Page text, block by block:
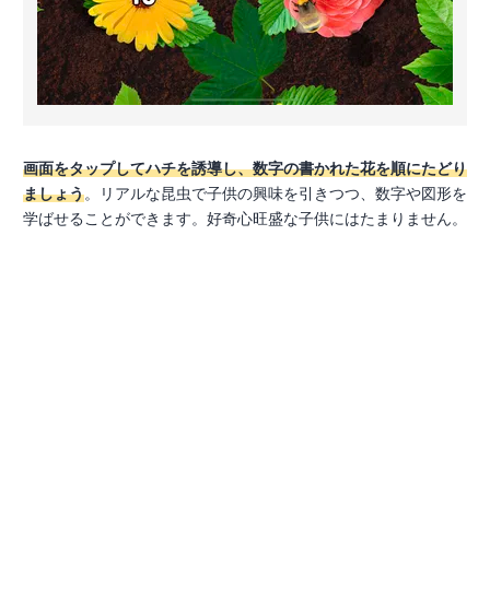
画面をタップしてハチを誘導し、数字の書かれた花を順にたどり
ましょう。リアルな昆虫で子供の興味を引きつつ、数字や図形を
学ばせることができます。好奇心旺盛な子供にはたまりません。